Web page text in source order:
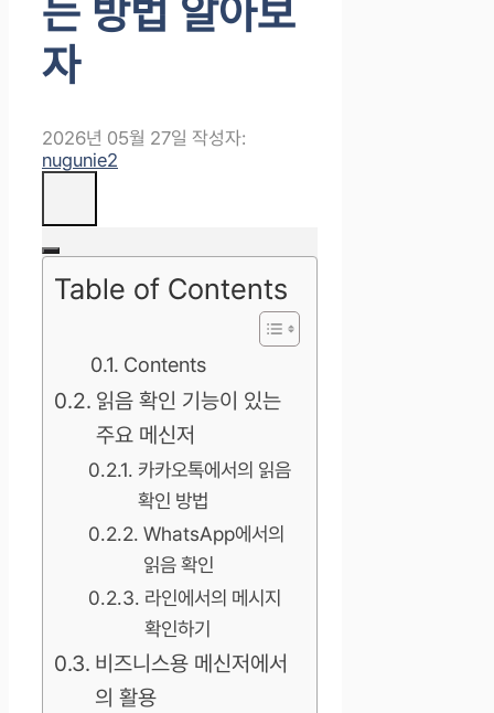
는 방법 알아보
자
2026년 05월 27일 작성자:
nugunie2
Table of Contents
Contents
읽음 확인 기능이 있는
주요 메신저
카카오톡에서의 읽음
확인 방법
WhatsApp에서의
읽음 확인
라인에서의 메시지
확인하기
비즈니스용 메신저에서
의 활용